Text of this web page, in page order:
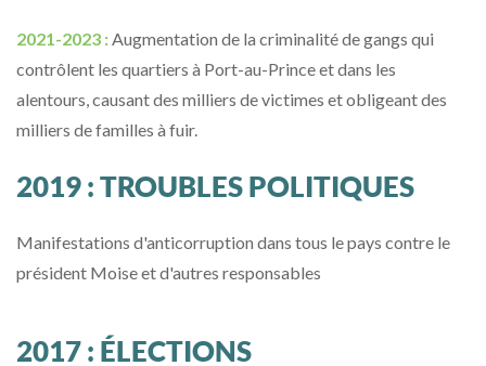
2021-2023 :Augmentation de la criminalité de gangs qui
contrôlent les quartiers à Port-au-Prince et dans les
alentours, causant des milliers de victimes et obligeant des
milliers de familles à fuir.
2019 : TROUBLES POLITIQUES
Manifestations d'anticorruption dans tous le pays contre le
président Moise et d'autres responsables
2017 : ÉLECTIONS